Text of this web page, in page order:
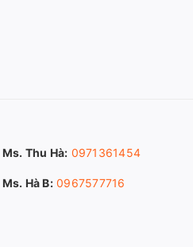
Ms. Thu Hà: 0971361454
Ms. Hà B: 0967577716